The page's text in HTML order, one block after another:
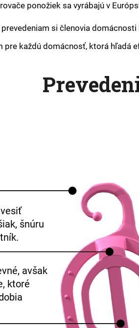
ponožiek sa vyrábajú v
si členovia
pre každú domácnosť, ktorá
šnúru
avšak
ktoré